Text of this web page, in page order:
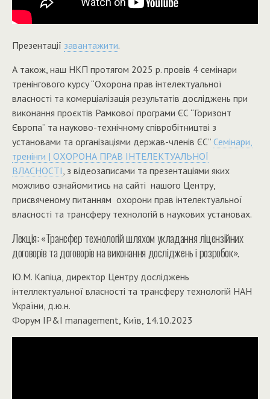
Презентації завантажити.
А також, наш НКП протягом 2025 р. провів 4 семінари
тренінгового курсу “Охорона прав інтелектуальної
власності та комерціалізація результатів досліджень при
виконання проєктів Рамкової програми ЄС “Горизонт
Європа” та науково-технічному співробітництві з
установами та організаціями держав-членів ЄС” Семінари,
тренінги | ОХОРОНА ПРАВ ІНТЕЛЕКТУАЛЬНОЇ
ВЛАСНОСТІ, з відеозаписами та презентаціями яких
можливо ознайомитись на сайті нашого Центру,
присвяченому питанням охорони прав інтелектуальної
власності та трансферу технологій в наукових установах.
Лекція: «Трансфер технологій шляхом укладання ліцензійних
договорів та договорів на виконання досліджень і розробок».
Ю.М. Капіца, директор Центру досліджень
інтеллектуальної власності та трансферу технологій НАН
України, д.ю.н.
Форум IP&I management, Київ, 14.10.2023